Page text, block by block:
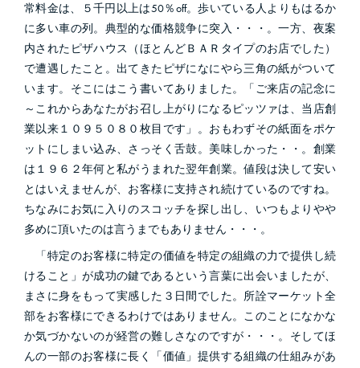
常料金は、５千円以上は50％off。歩いている人よりもはるか
に多い車の列。典型的な価格競争に突入・・・。一方、夜案
内されたピザハウス（ほとんどＢＡＲタイプのお店でした）
で遭遇したこと。出てきたピザになにやら三角の紙がついて
います。そこにはこう書いてありました。「ご来店の記念に
～これからあなたがお召し上がりになるピッツァは、当店創
業以来１０９５０８０枚目です」。おもわずその紙面をポケ
ットにしまい込み、さっそく舌鼓。美味しかった・・。創業
は１９６２年何と私がうまれた翌年創業。値段は決して安い
とはいえませんが、お客様に支持され続けているのですね。
ちなみにお気に入りのスコッチを探し出し、いつもよりやや
多めに頂いたのは言うまでもありません・・・。
「特定のお客様に特定の価値を特定の組織の力で提供し続
けること」が成功の鍵であるという言葉に出会いましたが、
まさに身をもって実感した３日間でした。所詮マーケット全
部をお客様にできるわけではありません。このことになかな
か気づかないのが経営の難しさなのですが・・・。そしてほ
んの一部のお客様に長く「価値」提供する組織の仕組みがあ